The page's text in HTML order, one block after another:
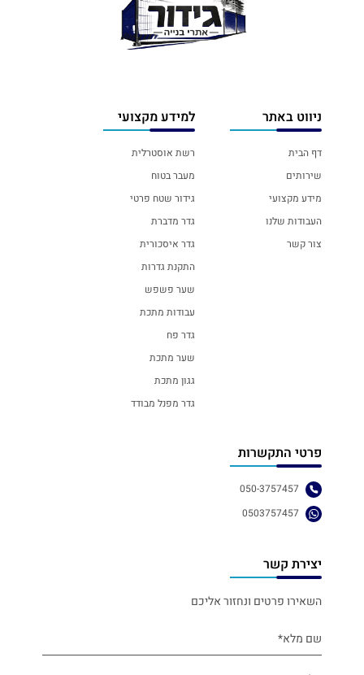
ניווט באתר
דף הבית
שירותים
מידע מקצועי
העבודות שלנו
צור קשר
למידע מקצועי
רשת אוסטרלית
מעבר בטוח
גידור שטח פרטי
גדר מדברת
גדר איסכורית
התקנת גדרות
שער פשפש
עבודות מתכת
גדר פח
שער מתכת
גגון מתכת
גדר מפנל מבודד
יצירת קשר
השאירו פרטים ונחזור אליכם
פרטי התקשרות
050-3757457
0503757457